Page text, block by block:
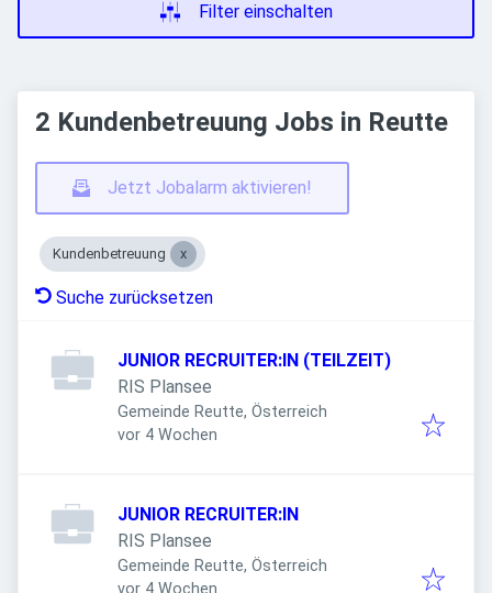
Filter einschalten
2 Kundenbetreuung Jobs in Reutte
Jetzt Jobalarm aktivieren!
Kundenbetreuung
Suche zurücksetzen
JUNIOR RECRUITER:IN (TEILZEIT)
RIS Plansee
Gemeinde Reutte, Österreich
Veröffentlicht
vor 4 Wochen
JUNIOR RECRUITER:IN
RIS Plansee
Gemeinde Reutte, Österreich
Veröffentlicht
vor 4 Wochen